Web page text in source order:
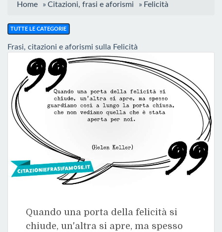
Home » Citazioni, frasi e aforismi » Felicità
TUTTE LE CATEGORIE
Frasi, citazioni e aforismi sulla Felicità
Quando una porta della felicità si
chiude, un'altra si apre, ma spesso